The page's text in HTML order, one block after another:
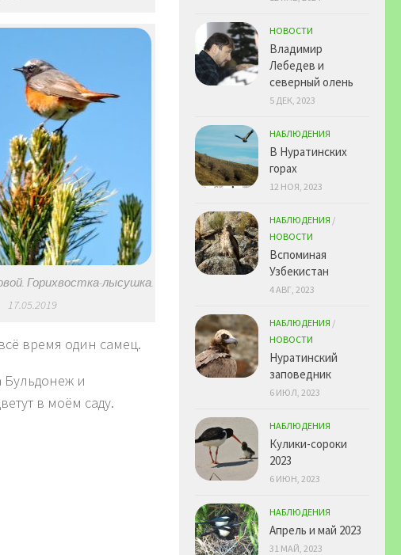
Горихвостка-лысушка.
17.05.2019
время один самец.
и
в моём саду.
НОВОСТИ
Владимир
Лебедев и
северный олень
5 ДЕК, 2023
НАБЛЮДЕНИЯ
В Нуратинских
горах
12 НОЯ, 2023
НАБЛЮДЕНИЯ /
НОВОСТИ
Вспоминая
Узбекистан
4 АВГ, 2023
НАБЛЮДЕНИЯ /
НОВОСТИ
Нуратинский
заповедник
6 ИЮЛ, 2023
НАБЛЮДЕНИЯ
Кулики-сороки
2023
6 ИЮН, 2023
НАБЛЮДЕНИЯ
Апрель и май 2023
31 МАЙ, 2023